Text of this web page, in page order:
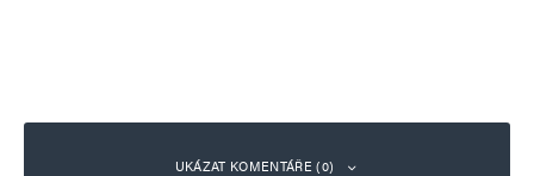
UKÁZAT KOMENTÁŘE (0)